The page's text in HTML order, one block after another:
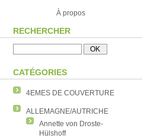
À propos
RECHERCHER
CATÉGORIES
4EMES DE COUVERTURE
ALLEMAGNE/AUTRICHE
Annette von Droste-
Hülshoff